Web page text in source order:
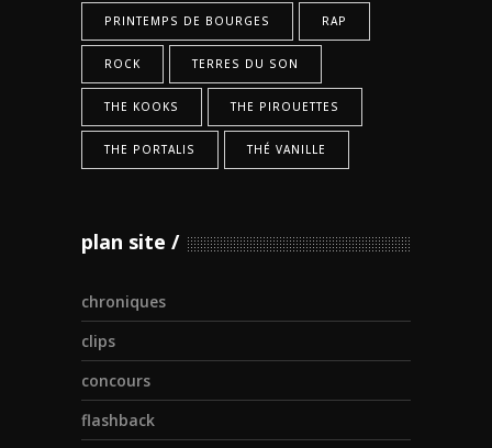
PRINTEMPS DE BOURGES RAP
ROCK TERRES DU SON
THE KOOKS THE PIROUETTES
THE PORTALIS THÉ VANILLE
plan site
chroniques
clips
concours
flashback